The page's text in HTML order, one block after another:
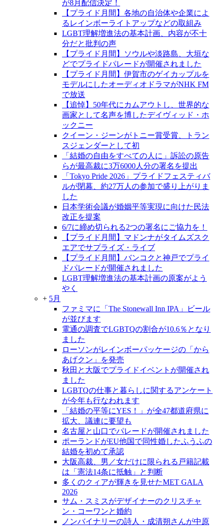
が8月配信決定！
【プライド月間】各地の自治体や企業によ
るレインボーライトアップなどの取組み
LGBT理解増進法の基本計画、内容が不十
分だと批判の声
【プライド月間】ソウルや淡路島、大垣な
どでプライドパレードが開催されました
【プライド月間】伊賀市のゲイカップルを
モデルにしたオーディオドラマがNHK FM
で放送
【追悼】50年代にカムアウトし、世界的な
画家として名声を博したデイヴィッド・ホ
ックニー
クイーン・ジーンがトニー賞受賞、トラン
スジェンダーとして初
「結婚の自由をすべての人に」訴訟の原告
らが最高裁に3万6000人分の署名を提出
「Tokyo Pride 2026」プライドフェスティバ
ルが閉幕、約27万人の参加で盛り上がりま
した
日本学術会議が婚姻平等実現に向けた民法
改正を提案
6/7に締め切られる2つの署名にご協力を！
【プライド月間】マドンナがタイムズスク
エアでサプライズ・ライブ
【プライド月間】バンコクと神戸でプライ
ドパレードが開催されました
LGBT理解増進法の基本計画の原案がよう
やく
+ 5月
ファミマに「The Stonewall Inn IPA」ビール
が並びます
電通の調査でLGBTQの割合が10.6％となり
ました
ローソンがレインボーパッケージの「から
あげクン」を発売
秋田と大阪でプライドイベントが開催され
ました
LGBTQの仕事と暮らしに関するアンケート
が今年も行なわれます
「結婚の平等にYES！」が全47都道府県に
拡大、議連に要望も
名古屋と山口でパレードが開催されました
ポーランドがEU他国で同性婚したふうふの
結婚を初めて承認
大阪高裁、男／女だけに限られる戸籍記載
は「憲法14条に抵触」と判断
多くのクィアが輝きを見せたMET GALA
2026
サム・スミスがデザイナーのクリスチャ
ン・コーワンと婚約
ノンバイナリーの詩人・成清朔さんが中原